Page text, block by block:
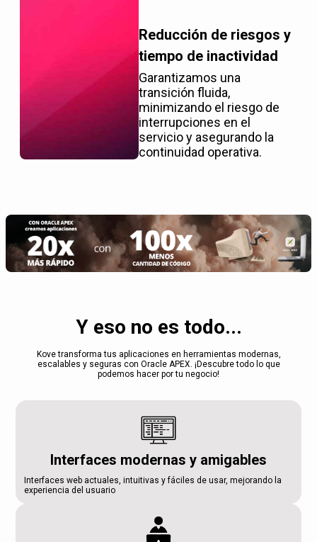
Reducción de riesgos y
tiempo de inactividad
Garantizamos una
transición fluida,
minimizando el riesgo de
interrupciones en el
servicio y asegurando la
continuidad operativa.
Y eso no es todo...
Kove transforma tus aplicaciones en herramientas modernas,
escalables y seguras con Oracle APEX. ¡Descubre todo lo que
podemos hacer por tu negocio!
Interfaces modernas y amigables
Interfaces web actuales, intuitivas y fáciles de usar, mejorando la
experiencia del usuario